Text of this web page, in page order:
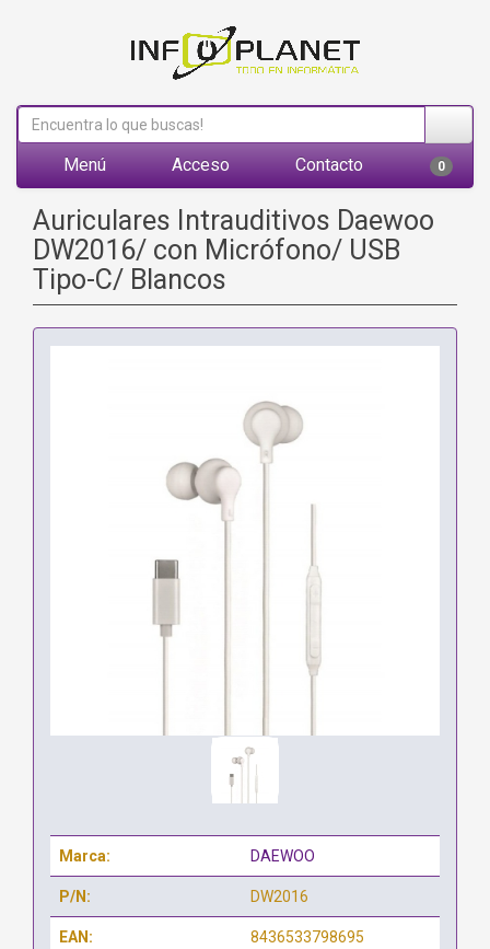
Menú Acceso Contacto 0
Auriculares Intrauditivos Daewoo
DW2016/ con Micrófono/ USB
Tipo-C/ Blancos
Marca: DAEWOO
P/N: DW2016
EAN: 8436533798695